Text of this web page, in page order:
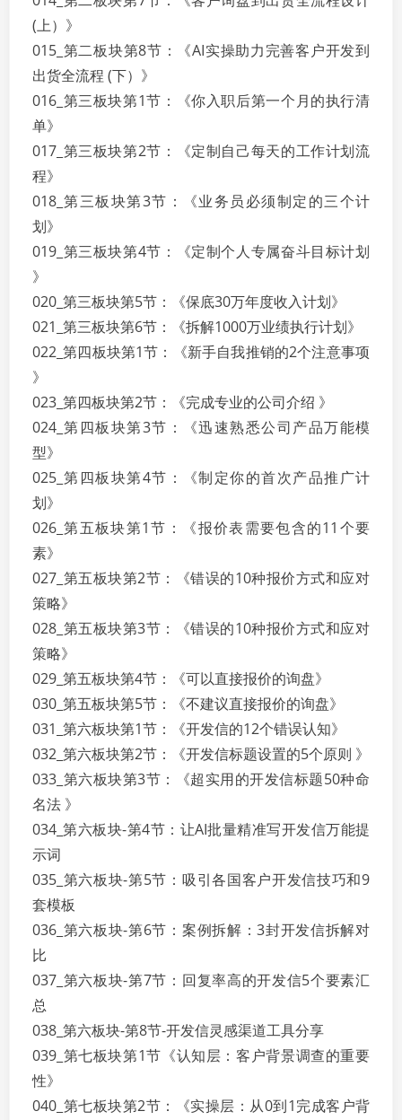
(上）》
015_第二板块第8节：《AI实操助力完善客户开发到
出货全流程 (下）》
016_第三板块第1节：《你入职后第一个月的执行清
单》
017_第三板块第2节：《定制自己每天的工作计划流
程》
018_第三板块第3节：《业务员必须制定的三个计
划》
019_第三板块第4节：《定制个人专属奋斗目标计划
》
020_第三板块第5节：《保底30万年度收入计划》
021_第三板块第6节：《拆解1000万业绩执行计划》
022_第四板块第1节：《新手自我推销的2个注意事项
》
023_第四板块第2节：《完成专业的公司介绍 》
024_第四板块第3节：《迅速熟悉公司产品万能模
型》
025_第四板块第4节：《制定你的首次产品推广计
划》
026_第五板块第1节：《报价表需要包含的11个要
素》
027_第五板块第2节：《错误的10种报价方式和应对
策略》
028_第五板块第3节：《错误的10种报价方式和应对
策略》
029_第五板块第4节：《可以直接报价的询盘》
030_第五板块第5节：《不建议直接报价的询盘》
031_第六板块第1节：《开发信的12个错误认知》
032_第六板块第2节：《开发信标题设置的5个原则 》
033_第六板块第3节：《超实用的开发信标题50种命
名法 》
034_第六板块-第4节：让AI批量精准写开发信万能提
示词
035_第六板块-第5节：吸引各国客户开发信技巧和9
套模板
036_第六板块-第6节：案例拆解：3封开发信拆解对
比
037_第六板块-第7节：回复率高的开发信5个要素汇
总
038_第六板块-第8节-开发信灵感渠道工具分享
039_第七板块第1节《认知层：客户背景调查的重要
性》
040_第七板块第2节：《实操层：从0到1完成客户背